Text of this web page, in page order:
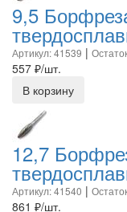
9,5
Артикул: 41539 |
557 ₽/шт.
В корзину
12,7
Артикул: 41540 |
861 ₽/шт.